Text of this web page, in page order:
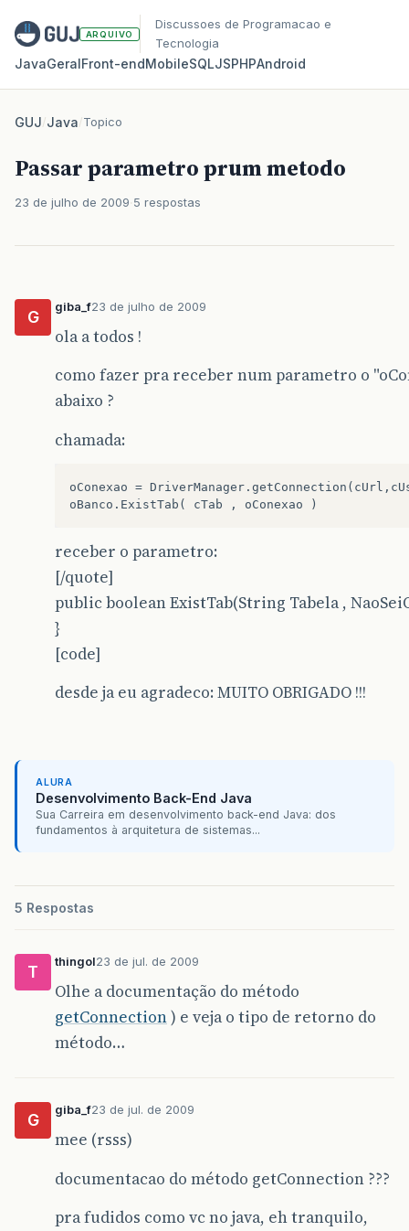
ARQUIVO
Discussoes de Programacao e
Tecnologia
JavaGeralFront‑endMobileSQLJSPHPAndroid
GUJ/Java/Topico
Passar parametro prum metodo
23 de julho de 2009 5 respostas
G
giba_f23 de julho de 2009
ola a todos !
como fazer pra receber num parametro o
abaixo ?
chamada:
oConexao =
receber o parametro:
[/quote]
public boolean ExistTab(String Tabela ,
}
[code]
desde ja eu agradeco: MUITO OBRIGADO !!!
ALURA
Desenvolvimento Back-End Java
Sua Carreira em desenvolvimento back-end Java: dos
fundamentos à arquitetura de sistemas...
5 Respostas
T
thingol23 de jul. de 2009
Olhe a documentação do método
getConnection) e veja o tipo de retorno do
método…
G
giba_f23 de jul. de 2009
mee (rsss)
documentacao do método getConnection ???
pra fudidos como vc no java, eh tranquilo,